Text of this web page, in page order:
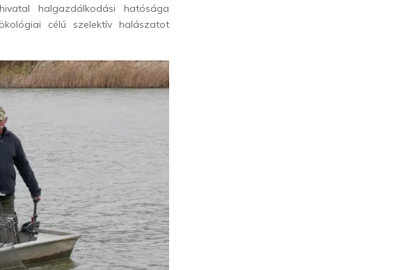
halgazdálkodási hatósága
célú szelektív halászatot